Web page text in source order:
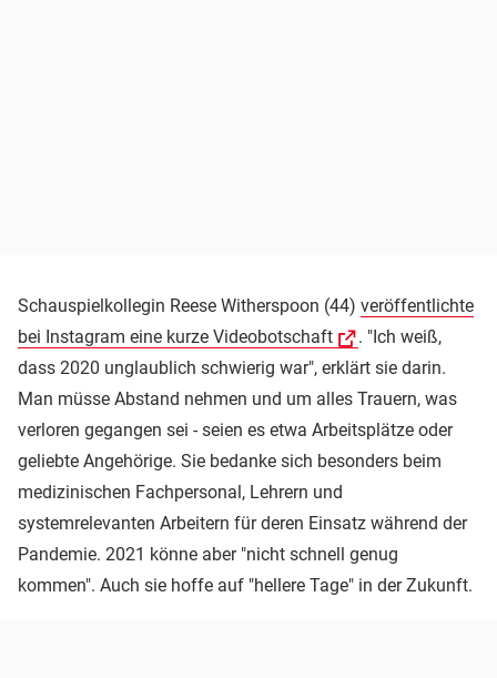
Schauspielkollegin Reese Witherspoon (44) veröffentlichte
bei Instagram eine kurze Videobotschaft
. "Ich weiß,
dass 2020 unglaublich schwierig war", erklärt sie darin.
Man müsse Abstand nehmen und um alles Trauern, was
verloren gegangen sei - seien es etwa Arbeitsplätze oder
geliebte Angehörige. Sie bedanke sich besonders beim
medizinischen Fachpersonal, Lehrern und
systemrelevanten Arbeitern für deren Einsatz während der
Pandemie. 2021 könne aber "nicht schnell genug
kommen". Auch sie hoffe auf "hellere Tage" in der Zukunft.